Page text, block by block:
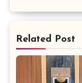
Related Post